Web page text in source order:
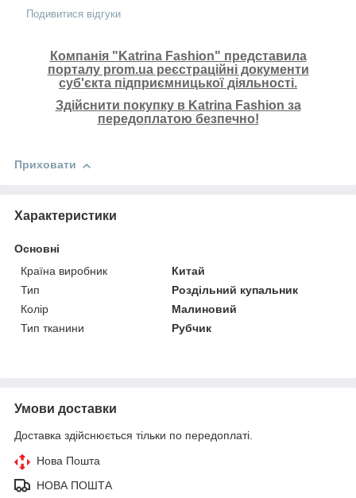
Подивитися відгуки
Компанія "Katrina Fashion" представила
порталу prom.ua реєстраційні документи
суб'єкта підприємницької діяльності.
Здійснити покупку в Katrina Fashion за
передоплатою безпечно!
Приховати
Характеристики
Основні
Країна виробник
Китай
Тип
Роздільний купальник
Колір
Малиновий
Тип тканини
Рубчик
Умови доставки
Доставка здійснюється тільки по передоплаті.
Нова Пошта
НОВА ПОШТА